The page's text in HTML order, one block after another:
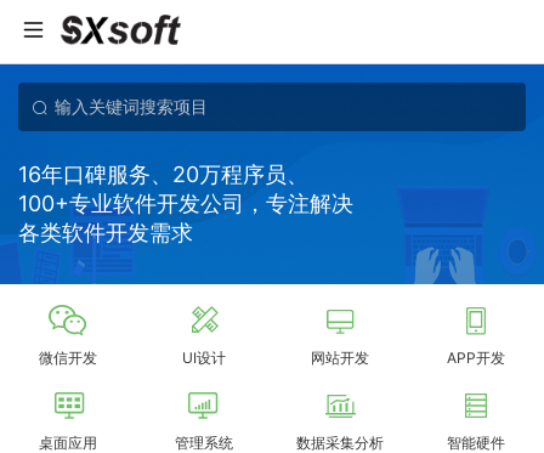
16年口碑服务、20万程序员、
100+专业软件开发公司，专注解决
各类软件开发需求
微信开发 UI设计 网站开发 APP开发
桌面应用 管理系统 数据采集分析 智能硬件